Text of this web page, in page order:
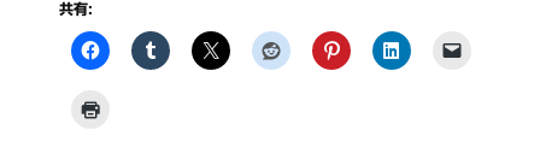
共有: